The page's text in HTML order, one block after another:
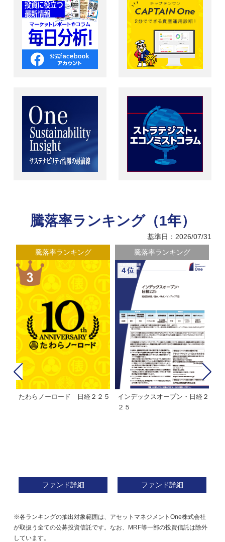
騰落率ランキング（1年）
基準日：2026/07/31
騰落率ランキング
たわらノーロード 日経２２５
ファンド詳細
騰落率ランキング
４位
インデックスオープン・日経２
２５
ファンド詳細
※各ランキングの抽出対象範囲は、アセットマネジメントOne株式会社
が取扱う全ての公募投資信託です。なお、MRF等一部の投資信託は除外
しています。